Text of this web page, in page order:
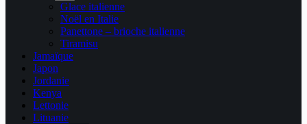
Glace italienne
Noël en Italie
Panettone – brioche italienne
Tiramisu
Jamaïque
Japon
Jordanie
Kenya
Lettonie
Lituanie